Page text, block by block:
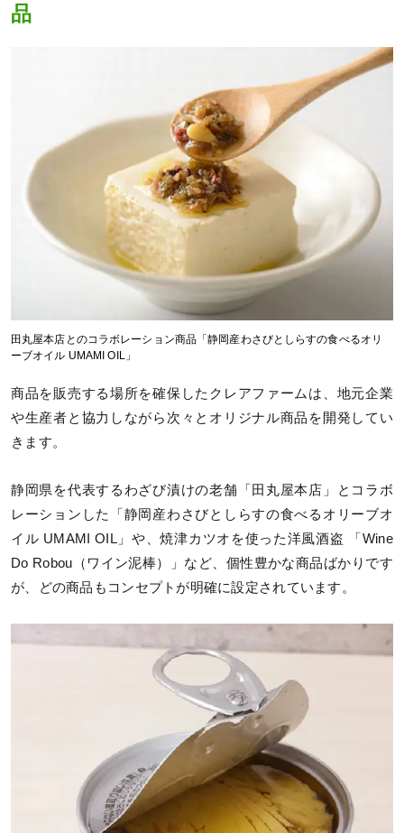
品
田丸屋本店とのコラボレーション商品「静岡産わさびとしらすの食べるオリ
ーブオイル UMAMI OIL」
商品を販売する場所を確保したクレアファームは、地元企業
や生産者と協力しながら次々とオリジナル商品を開発してい
きます。
静岡県を代表するわざび漬けの老舗「田丸屋本店」とコラボ
レーションした「静岡産わさびとしらすの食べるオリーブオ
イル UMAMI OIL」や、焼津カツオを使った洋風酒盗 「Wine
Do Robou（ワイン泥棒）」など、個性豊かな商品ばかりです
が、どの商品もコンセプトが明確に設定されています。